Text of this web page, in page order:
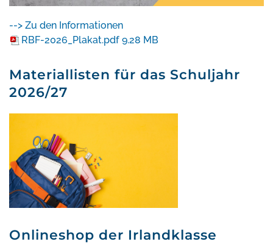
--> Zu den Informationen
RBF-2026_Plakat.pdf 9.28 MB
Materiallisten für das Schuljahr
2026/27
Onlineshop der Irlandklasse